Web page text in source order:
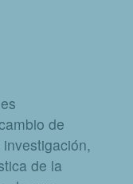
es
de
de la